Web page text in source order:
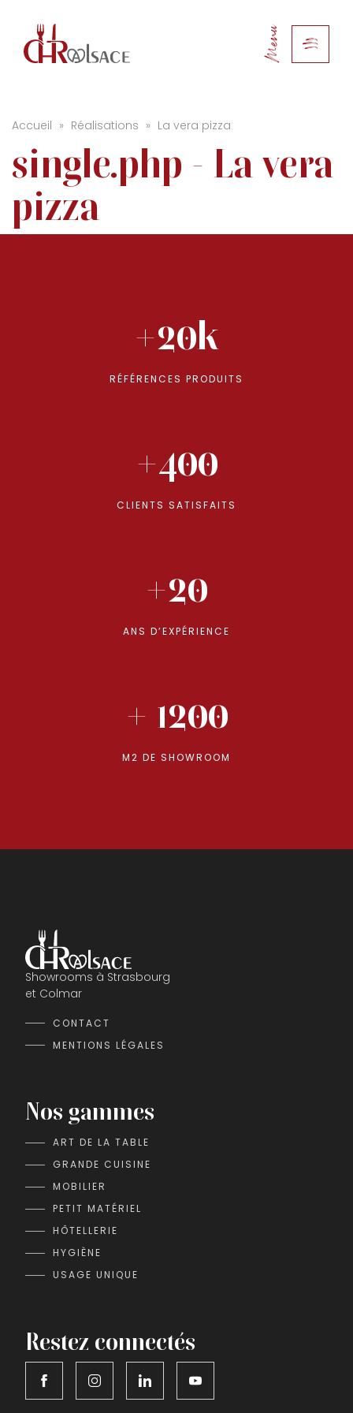
Menu
Accueil » Réalisations » La vera pizza
single.php - La vera
pizza
+20k
RÉFÉRENCES PRODUITS
+400
CLIENTS SATISFAITS
+20
ANS D’EXPÉRIENCE
+ 1200
M2 DE SHOWROOM
Showrooms à Strasbourg
et Colmar
CONTACT
MENTIONS LÉGALES
Nos gammes
ART DE LA TABLE
GRANDE CUISINE
MOBILIER
PETIT MATÉRIEL
HÔTELLERIE
HYGIÈNE
USAGE UNIQUE
Restez connectés